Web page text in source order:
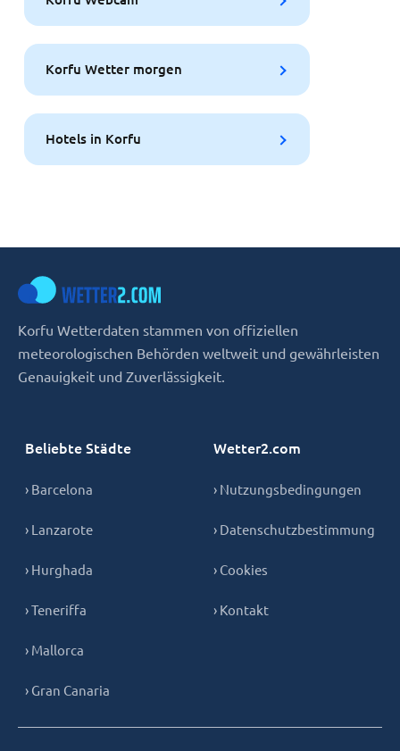
Korfu Wetter morgen
Hotels in Korfu
Korfu Wetterdaten stammen von offiziellen
meteorologischen Behörden weltweit und gewährleisten
Genauigkeit und Zuverlässigkeit.
Beliebte Städte
› Barcelona
› Lanzarote
› Hurghada
› Teneriffa
› Mallorca
› Gran Canaria
Wetter2.com
› Nutzungsbedingungen
› Datenschutzbestimmung
› Cookies
› Kontakt